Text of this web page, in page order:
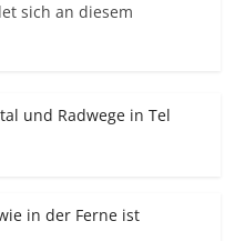
sich an diesem
und Radwege in Tel
in der Ferne ist